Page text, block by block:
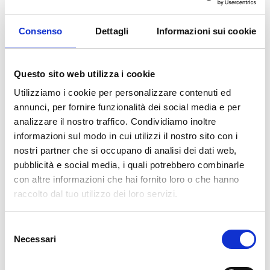
Consenso Dettagli Informazioni sui cookie
Questo sito web utilizza i cookie
Utilizziamo i cookie per personalizzare contenuti ed
annunci, per fornire funzionalità dei social media e per
analizzare il nostro traffico. Condividiamo inoltre
informazioni sul modo in cui utilizzi il nostro sito con i
nostri partner che si occupano di analisi dei dati web,
pubblicità e social media, i quali potrebbero combinarle
con altre informazioni che hai fornito loro o che hanno
raccolto dal tuo utilizzo dei loro servizi.
delNecessari
AGGIUNGI AL CARRELLO
Descrizione
La nostra carta da parati Italiana è il frutto di anni di esperienza e
investimenti in nuove tecnologie made in Italy. Produciamo la
sempre la massima qualità. Questa carta personalizzabile nello
style e nei colori GRATUITAMENTE dai nostri designer e adatta ad